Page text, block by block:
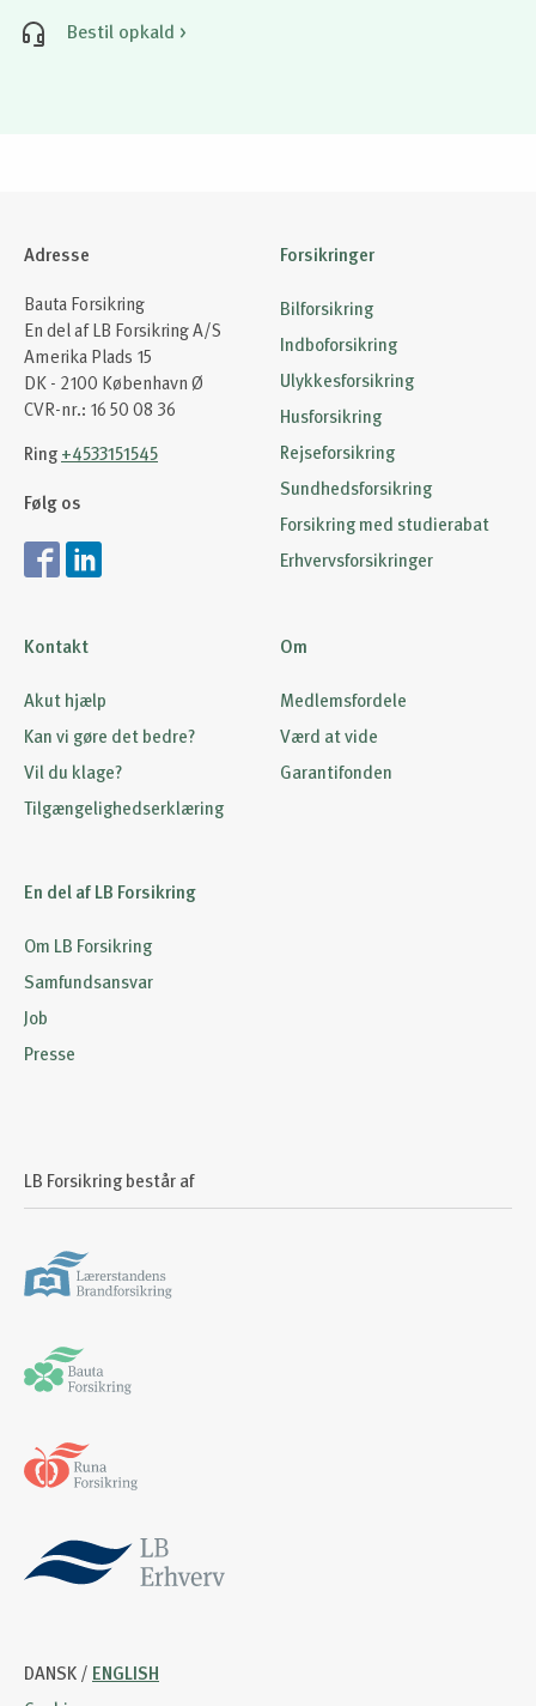
Bestil opkald >
Adresse
Bauta Forsikring
En del af LB Forsikring A/S
Amerika Plads 15
DK - 2100 København Ø
CVR-nr.: 16 50 08 36
Ring +4533151545
Følg os
Forsikringer
Bilforsikring
Indboforsikring
Ulykkesforsikring
Husforsikring
Rejseforsikring
Sundhedsforsikring
Forsikring med studierabat
Erhvervsforsikringer
Kontakt
Akut hjælp
Kan vi gøre det bedre?
Vil du klage?
Tilgængelighedserklæring
Om
Medlemsfordele
Værd at vide
Garantifonden
En del af LB Forsikring
Om LB Forsikring
Samfundsansvar
Job
Presse
LB Forsikring består af
DANSK / ENGLISH